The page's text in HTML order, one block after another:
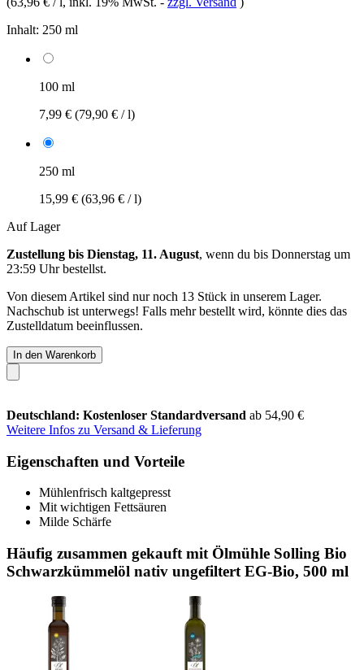
Inhalt: 250 ml
100 ml
7,99 € (79,90 € / l)
250 ml
15,99 € (63,96 € / l)
Auf Lager
Zustellung bis Dienstag, 11. August, wenn du bis Donnerstag um
23:59 Uhrbestellst.
Von diesem Artikel sind nur noch 13 Stück in unserem Lager.
Nachschub ist unterwegs! Falls mehr bestellt wird, könnte dies das
Zustelldatum beeinflussen.
In den Warenkorb
Deutschland: Kostenloser Standardversand ab 54,90 €
Weitere Infos zu Versand & Lieferung
Eigenschaften und Vorteile
Mühlenfrisch kaltgepresst
Mit wichtigen Fettsäuren
Milde Schärfe
Häufig zusammen gekauft mit Ölmühle Solling Bio
Schwarzkümmelöl nativ ungefiltert EG-Bio, 500 ml